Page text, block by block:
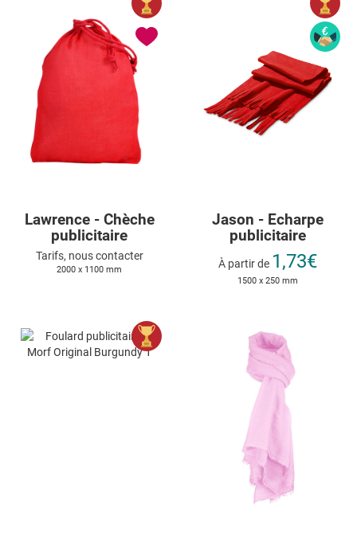
Lawrence - Chèche
publicitaire
Tarifs, nous contacter
2000 x 1100 mm
Jason - Echarpe
publicitaire
À partir de 1,73€
1500 x 250 mm